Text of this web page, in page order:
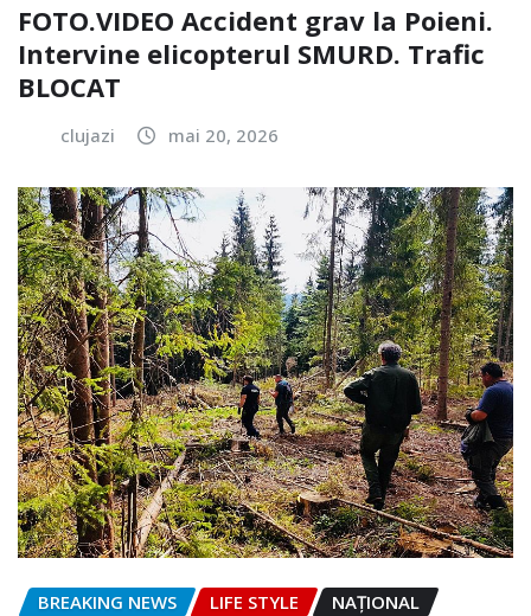
FOTO.VIDEO Accident grav la Poieni.
Intervine elicopterul SMURD. Trafic
BLOCAT
clujazi mai 20, 2026
BREAKING NEWS LIFE STYLE NAŢIONAL